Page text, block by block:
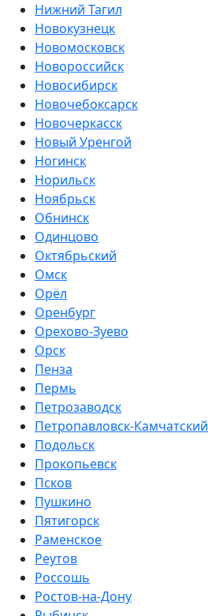
Нижний Тагил
Новокузнецк
Новомосковск
Новороссийск
Новосибирск
Новочебоксарск
Новочеркасск
Новый Уренгой
Ногинск
Норильск
Ноябрьск
Обнинск
Одинцово
Октябрьский
Омск
Орёл
Оренбург
Орехово-Зуево
Орск
Пенза
Пермь
Петрозаводск
Петропавловск-Камчатский
Подольск
Прокопьевск
Псков
Пушкино
Пятигорск
Раменское
Реутов
Россошь
Ростов-на-Дону